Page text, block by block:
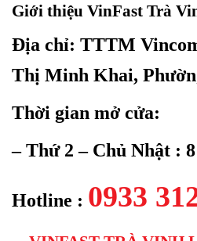
Giới thiệu VinFast Trà
Địa chỉ: TTTM
Thị Minh Khai,
Thời gian mở cửa:
– Thứ 2 – Chủ Nhật :
Hotline : 0933